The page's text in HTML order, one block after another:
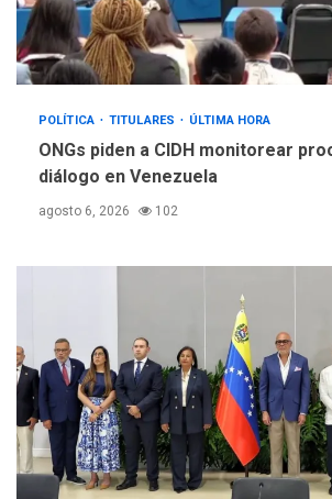
POLÍTICA TITULARES ÚLTIMA HORA
ONGs piden a CIDH monitorear
diálogo en Venezuela
agosto 6, 2026 102